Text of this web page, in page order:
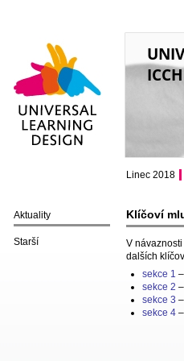
Klíčoví
V
dalších
sekce 1
sekce 2
sekce 3
sekce 4
Aktuality
Starší
Linec 2018